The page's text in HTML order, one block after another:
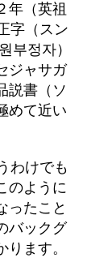
年（英祖
字（スン
부정자）
ジャサガ
説書（ソ
めて近い
わけでも
のように
ったこと
バックグ
ます。